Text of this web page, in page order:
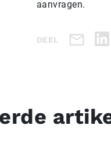
aanvragen.
DEEL